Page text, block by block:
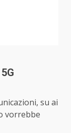
su ai
vorrebbe